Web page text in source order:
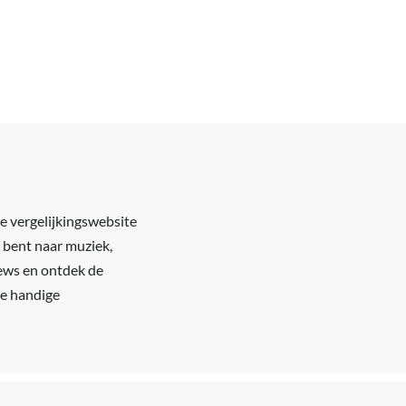
vergelijkingswebsite
naar muziek,
en ontdek de
handige